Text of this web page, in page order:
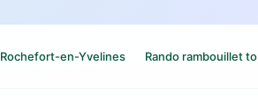
Rochefort-en-Yvelines Rando rambouillet to